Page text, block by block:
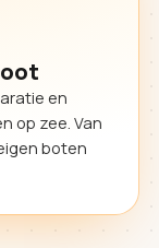
en
op zee. Van
boten